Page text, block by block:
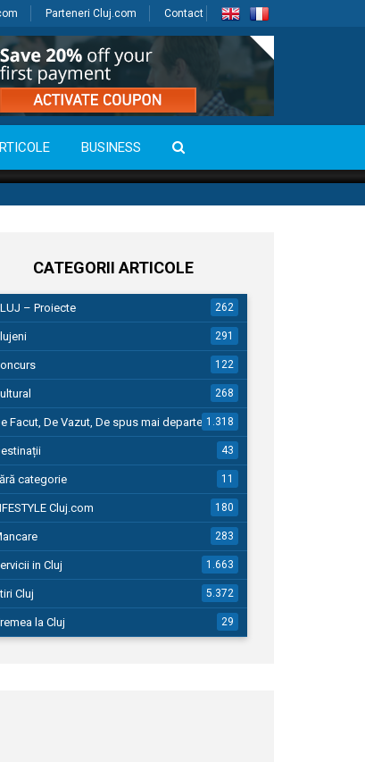
Parteneri Cluj.com Contact
BUSINESS
CATEGORII ARTICOLE
– Proiecte 262
291
122
268
Facut, De Vazut, De spus mai departe…1.318
43
categorie 11
Cluj.com 180
283
in Cluj 1.663
Cluj 5.372
la Cluj 29